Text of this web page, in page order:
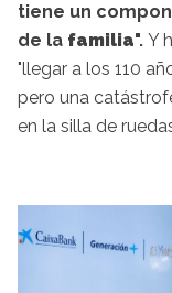
tiene un
de la familia". Y
"llegar a los 110
pero una
en la silla de